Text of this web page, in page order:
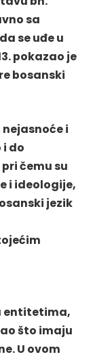
sa
se uđe u
pokazao je
bosanski
i
do
čemu su
i ideologije,
jezik
entitetima,
što imaju
U ovom